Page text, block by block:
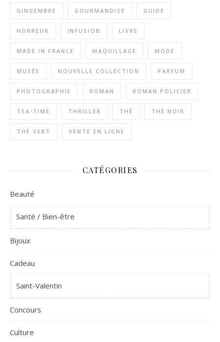
GINGEMBRE GOURMANDISE GUIDE
HORREUR INFUSION LIVRE
MADE IN FRANCE MAQUILLAGE MODE
MUSÉE NOUVELLE COLLECTION PARFUM
PHOTOGRAPHIE ROMAN ROMAN POLICIER
TEA-TIME THRILLER THÉ THÉ NOIR
THÉ VERT VENTE EN LIGNE
CATÉGORIES
Beauté
Santé / Bien-être
Bijoux
Cadeau
Saint-Valentin
Concours
Culture